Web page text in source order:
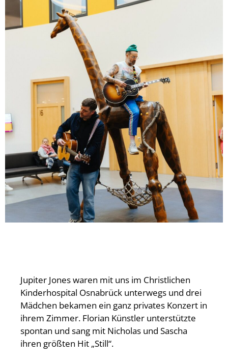
Jupiter Jones waren mit uns im Christlichen
Kinderhospital Osnabrück unterwegs und drei
Mädchen bekamen ein ganz privates Konzert in
ihrem Zimmer. Florian Künstler unterstützte
spontan und sang mit Nicholas und Sascha
ihren größten Hit „Still“.